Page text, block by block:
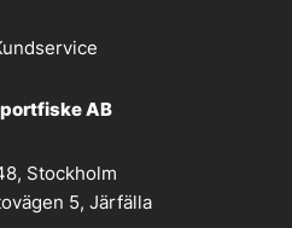
AB
Stockholm
5, Järfälla